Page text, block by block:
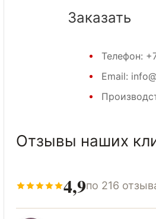
Заказать
Телефон:
Email:
Отзывы наших
4,9по 216